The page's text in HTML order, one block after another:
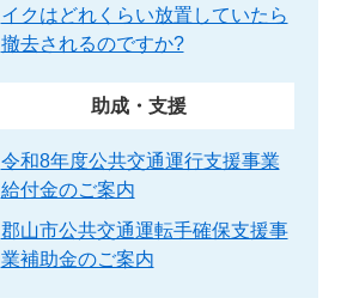
イクはどれくらい放置していたら
撤去されるのですか?
助成・支援
令和8年度公共交通運行支援事業
給付金のご案内
郡山市公共交通運転手確保支援事
業補助金のご案内